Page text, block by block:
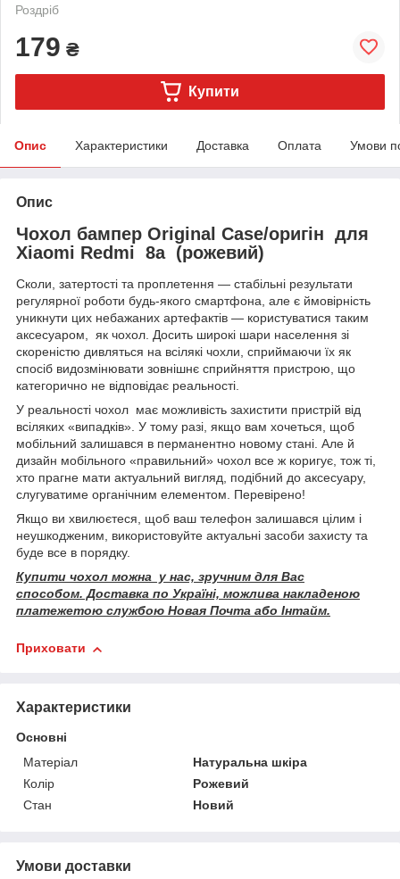
Роздріб
179 ₴
Купити
Опис Характеристики Доставка Оплата Умови
Опис
Чохол бампер Original Case/оригін для
Xiaomi Redmi 8a (рожевий)
Сколи, затертості та проплетення — стабільні результати
регулярної роботи будь-якого смартфона, але є ймовірність
уникнути цих небажаних артефактів — користуватися таким
аксесуаром, як чохол. Досить широкі шари населення зі
скореністю дивляться на всілякі чохли, сприймаючи їх як
спосіб видозмінювати зовнішнє сприйняття пристрою, що
категорично не відповідає реальності.
У реальності чохол має можливість захистити пристрій від
всіляких «випадків». У тому разі, якщо вам хочеться, щоб
мобільний залишався в перманентно новому стані. Але й
дизайн мобільного «правильний» чохол все ж коригує, тож ті,
хто прагне мати актуальний вигляд, подібний до аксесуару,
слугуватиме органічним елементом. Перевірено!
Якщо ви хвилюєтеся, щоб ваш телефон залишався цілим і
неушкодженим, використовуйте актуальні засоби захисту та
буде все в порядку.
Купити чохол можна у нас, зручним для Вас
способом. Доставка по Україні, можлива накладеною
платежетою службою Новая Почта або Інтайм.
Приховати
Характеристики
Основні
Матеріал
Натуральна шкіра
Колір
Рожевий
Стан
Новий
Умови доставки